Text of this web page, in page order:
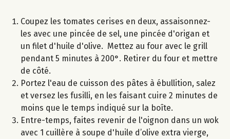
Coupez les tomates cerises en deux, assaisonnez-
les avec une pincée de sel, une pincée d'origan et
un filet d'huile d'olive. Mettez au four avec le grill
pendant 5 minutes à 200°. Retirer du four et mettre
de côté.
Portez l'eau de cuisson des pâtes à ébullition, salez
et versez les fusilli, en les faisant cuire 2 minutes de
moins que le temps indiqué sur la boîte.
Entre-temps, faites revenir de l'oignon dans un wok
avec 1 cuillère à soupe d'huile d’olive extra vierge,